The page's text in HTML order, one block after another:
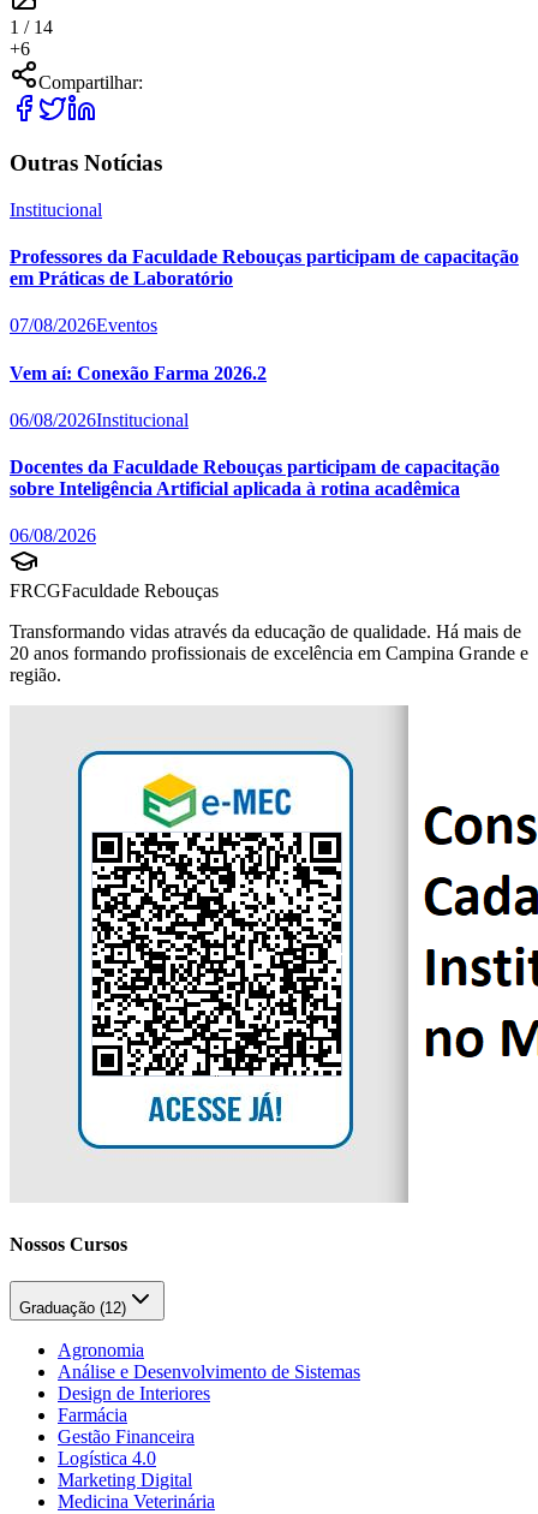
1 / 14
+6
Compartilhar:
Outras Notícias
Institucional
Professores da Faculdade Rebouças participam de capacitação
em Práticas de Laboratório
07/08/2026Eventos
Vem aí: Conexão Farma 2026.2
06/08/2026Institucional
Docentes da Faculdade Rebouças participam de capacitação
sobre Inteligência Artificial aplicada à rotina acadêmica
06/08/2026
FRCGFaculdade Rebouças
Transformando vidas através da educação de qualidade. Há mais de
20 anos formando profissionais de excelência em Campina Grande e
região.
Nossos Cursos
Graduação (12)
Agronomia
Análise e Desenvolvimento de Sistemas
Design de Interiores
Farmácia
Gestão Financeira
Logística 4.0
Marketing Digital
Medicina Veterinária